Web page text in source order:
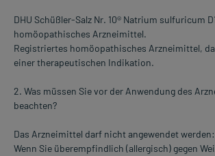
DHU Schüßler-Salz Nr. 10® Natrium sulfuricum
homöopathisches Arzneimittel.
Registriertes homöopathisches Arzneimittel,
einer therapeutischen Indikation.
2. Was müssen Sie vor der Anwendung des
beachten?
Das Arzneimittel darf nicht angewendet werden:
Wenn Sie überempfindlich (allergisch) gegen